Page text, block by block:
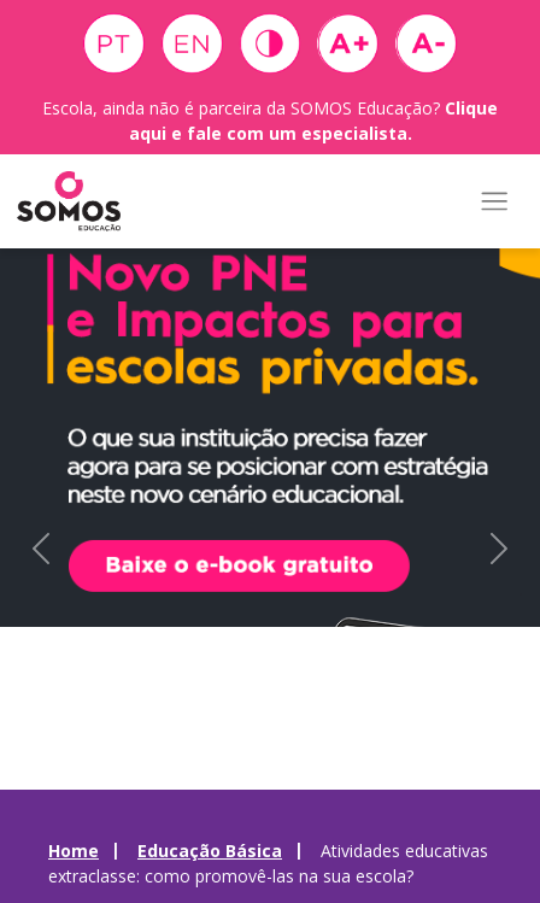
Escola, ainda não é parceira da SOMOS Educação? Clique
aqui e fale com um especialista.
Home Educação Básica
Atividades educativas
extraclasse: como promovê-las na sua escola?